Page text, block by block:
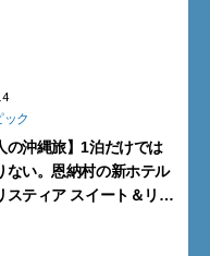
ック
の沖縄旅】1泊だけでは
ない。恩納村の新ホテル
スティア スイート＆リ